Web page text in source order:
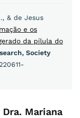
& de Jesus
e os
da pílula do
Society
Mariana